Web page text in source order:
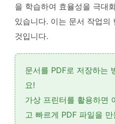
을 학습하여 효율성을 극대
있습니다. 이는 문서 작업의
것입니다.
문서를 PDF로 저장하는
요!
가상 프린터를 활용하면
고 빠르게 PDF 파일을